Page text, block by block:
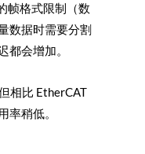
帧格式限制（数
数据时需要分割
都会增加。
相比 EtherCAT
率稍低。